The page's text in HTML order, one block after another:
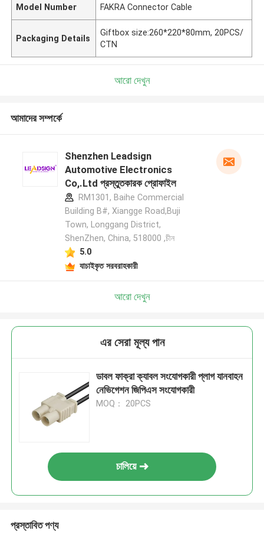
Model Number FAKRA Connector Cable
Packaging Details
Giftbox size:260*220*80mm, 20PCS/
CTN
আরো দেখুন
আমাদের সম্পর্কে
Shenzhen Leadsign
Automotive Electronics
Co,.Ltd প্রস্তুতকারক প্রোফাইল
RM1301, Baihe Commercial
Building B#, Xiangge Road,Buji
Town, Longgang District,
ShenZhen, China, 518000 ,চীন
5.0
যাচাইকৃত সরবরাহকারী
আরো দেখুন
এর সেরা মূল্য পান
ডাবল ফাক্রা ক্যাবল সংযোগকারী প্লাগ যানবাহন
নেভিগেশন জিপিএস সংযোগকারী
MOQ： 20PCS
চালিয়ে
প্রস্তাবিত পণ্য